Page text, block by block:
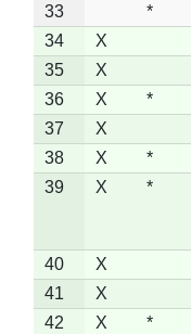
33
*
34
X
35
X
36
X *
37
X
38
X *
39
X *
40 X
41
X
42
X *